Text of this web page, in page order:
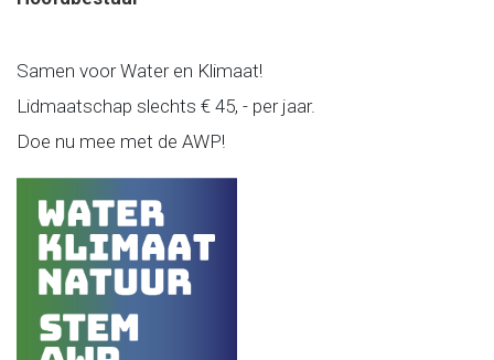
Samen voor Water en Klimaat!
Lidmaatschap slechts € 45, - per jaar.
Doe nu mee met de AWP!